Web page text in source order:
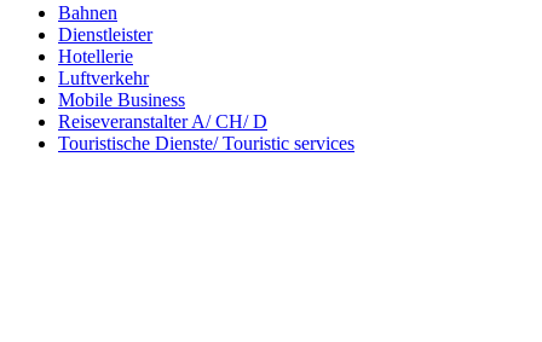
Bahnen
Dienstleister
Hotellerie
Luftverkehr
Mobile Business
Reiseveranstalter A/ CH/ D
Touristische Dienste/ Touristic services